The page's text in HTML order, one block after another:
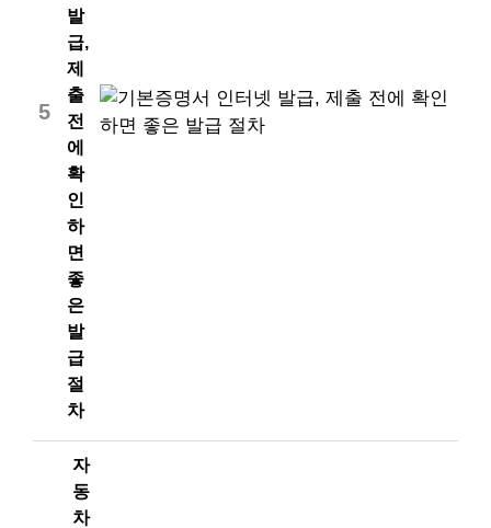
5
발
급,
제
출
전
에
확
인
하
면
좋
은
발
급
절
차
자
동
차